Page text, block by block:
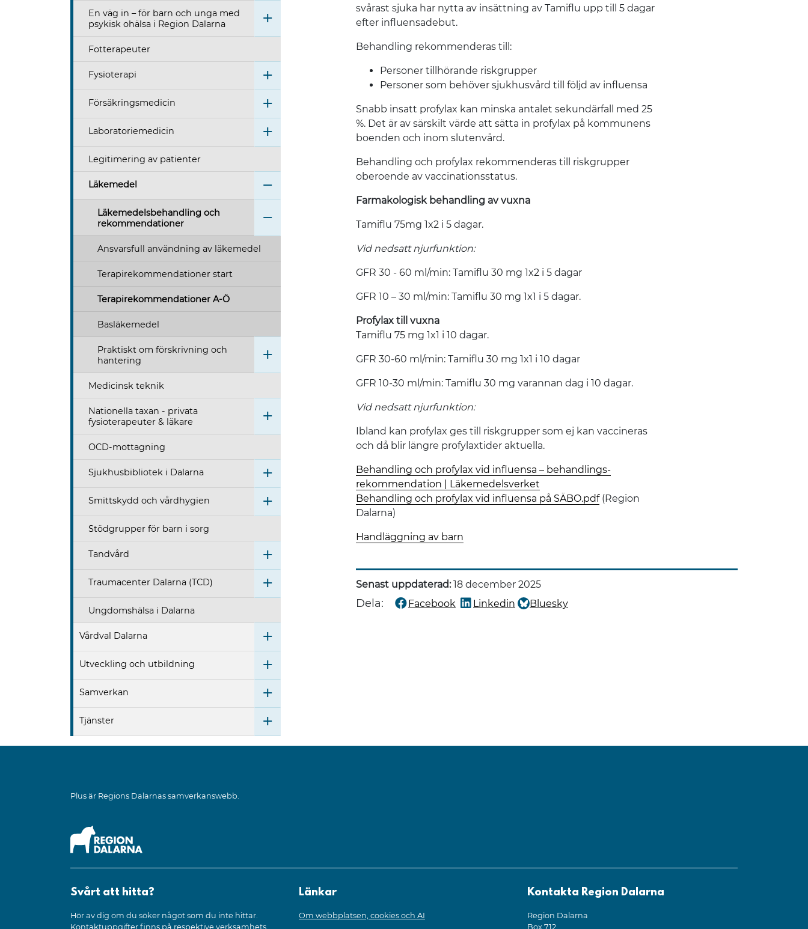
Öppna undermeny för Bild- och funktionsmedicin
En väg in – för barn och unga med
psykisk ohälsa i Region Dalarna
Öppna undermeny för En väg in – för barn och unga med psykisk ohälsa i Region Dalarna
Fotterapeuter
Fysioterapi
Öppna undermeny för Fysioterapi
Försäkringsmedicin
Öppna undermeny för Försäkringsmedicin
Laboratoriemedicin
Öppna undermeny för Laboratoriemedicin
Legitimering av patienter
Läkemedel
Läkemedelsbehandling och
rekommendationer
Stäng undermeny för Läkemedelsbehandling och rekommendationer
Ansvarsfull användning av läkemedel
Terapirekommendationer start
Terapirekommendationer A-Ö
Basläkemedel
Praktiskt om förskrivning och
hantering
Öppna undermeny för Praktiskt om förskrivning och hantering
Medicinsk teknik
Nationella taxan - privata
fysioterapeuter & läkare
Öppna undermeny för Nationella taxan - privata fysioterapeuter & läkare
OCD-mottagning
Sjukhusbibliotek i Dalarna
Öppna undermeny för Sjukhusbibliotek i Dalarna
Smittskydd och vårdhygien
Stödgrupper för barn i sorg
Tandvård
Öppna undermeny för Tandvård
Traumacenter Dalarna (TCD)
Öppna undermeny för Traumacenter Dalarna (TCD)
Ungdomshälsa i Dalarna
Vårdval Dalarna
Utveckling och utbildning
Samverkan
Tjänster
Öppna undermeny för Tjänster
svårast sjuka har nytta av insättning av Tamiflu upp till 5 dagar
efter influensadebut.
Behandling rekommenderas till:
Personer tillhörande riskgrupper
Personer som behöver sjukhusvård till följd av influensa
Snabb insatt profylax kan minska antalet sekundärfall med 25
%. Det är av särskilt värde att sätta in profylax på kommunens
boenden och inom slutenvård.
Behandling och profylax rekommenderas till riskgrupper
oberoende av vaccinationsstatus.
Farmakologisk behandling av vuxna
Tamiflu 75mg 1x2 i 5 dagar.
Vid nedsatt njurfunktion:
GFR 30 - 60 ml/min: Tamiflu 30 mg 1x2 i 5 dagar
GFR 10 – 30 ml/min: Tamiflu 30 mg 1x1 i 5 dagar.
Profylax till vuxna
Tamiflu 75 mg 1x1 i 10 dagar.
GFR 30-60 ml/min: Tamiflu 30 mg 1x1 i 10 dagar
GFR 10-30 ml/min: Tamiflu 30 mg varannan dag i 10 dagar.
Vid nedsatt njurfunktion:
Ibland kan profylax ges till riskgrupper som ej kan vaccineras
och då blir längre profylaxtider aktuella.
Behandling och profylax vid influensa – behandlings‌‌­
rekommendation | Läkemedelsverket
Behandling och profylax vid influensa på SÄBO.pdf(Region
Dalarna)
Handläggning av barn
Senast uppdaterad:18 december 2025
Dela: Dela denna sida på
Facebook
Dela denna sida på
Linkedin
Dela denna sida på
Bluesky
Plus är Regions Dalarnas samverkanswebb.
Svårt att hitta?
Hör av dig om du söker något som du inte hittar.
Kontaktuppgifter finns på respektive verksamhets
Länkar
Om webbplatsen, cookies och AI
Kontakta Region Dalarna
Region Dalarna
Box 712